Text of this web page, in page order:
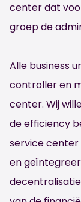
center dat
groep de
Alle business
controller en
center. Wij
de efficiency
service center
en